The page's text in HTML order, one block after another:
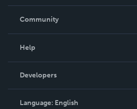
In The News
Community
Podcast
Help
Order Lookup
Knowledge Base
Contact Support
Developers
Language: English